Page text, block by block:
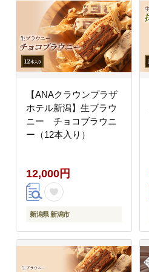
【ANAクラウンプラザ
ホテル新潟】生ブラウ
ニー チョコブラウニ
ー（12本入り）
12,000円
新潟県 新潟市